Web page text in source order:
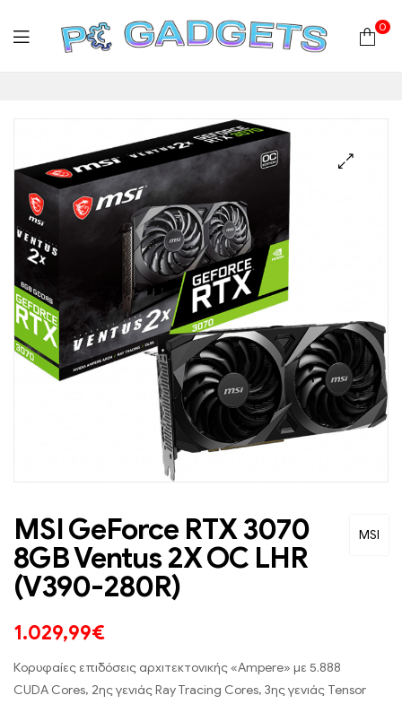
Plus
|
Hardware
|
Αναλώσιμα
0
MSI
MSI GeForce RTX 3070
8GB Ventus 2X OC LHR
(V390-280R)
1.029,99€
Κορυφαίες επιδόσεις αρχιτεκτονικής «Ampere» με 5.888
CUDA Cores, 2ης γενιάς Ray Tracing Cores, 3ης γενιάς Tensor